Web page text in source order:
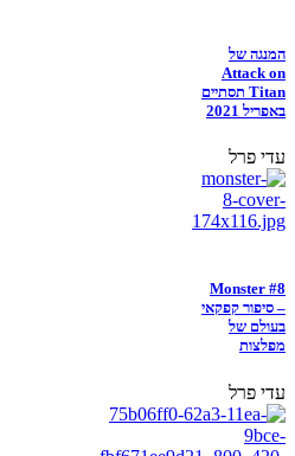
המנגה של
Attack on
Titan תסתיים
באפריל 2021
עדי פרל
Monster #8
– סיפור קפקאי
בעולם של
מפלצות
עדי פרל